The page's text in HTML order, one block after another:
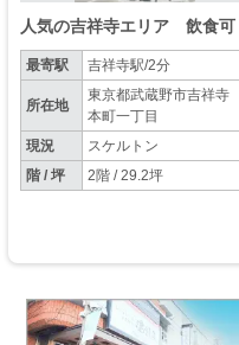
人気の吉祥寺エリア 飲食可
最寄駅 吉祥寺駅/2分
所在地
東京都武蔵野市吉祥寺
本町一丁目
現況
スケルトン
階 / 坪
2階 / 29.2坪